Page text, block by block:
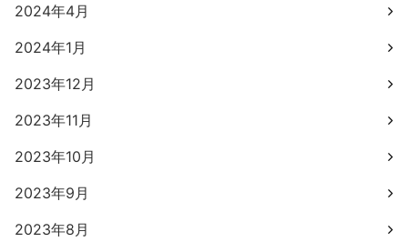
2024年4月
2024年1月
2023年12月
2023年11月
2023年10月
2023年9月
2023年8月